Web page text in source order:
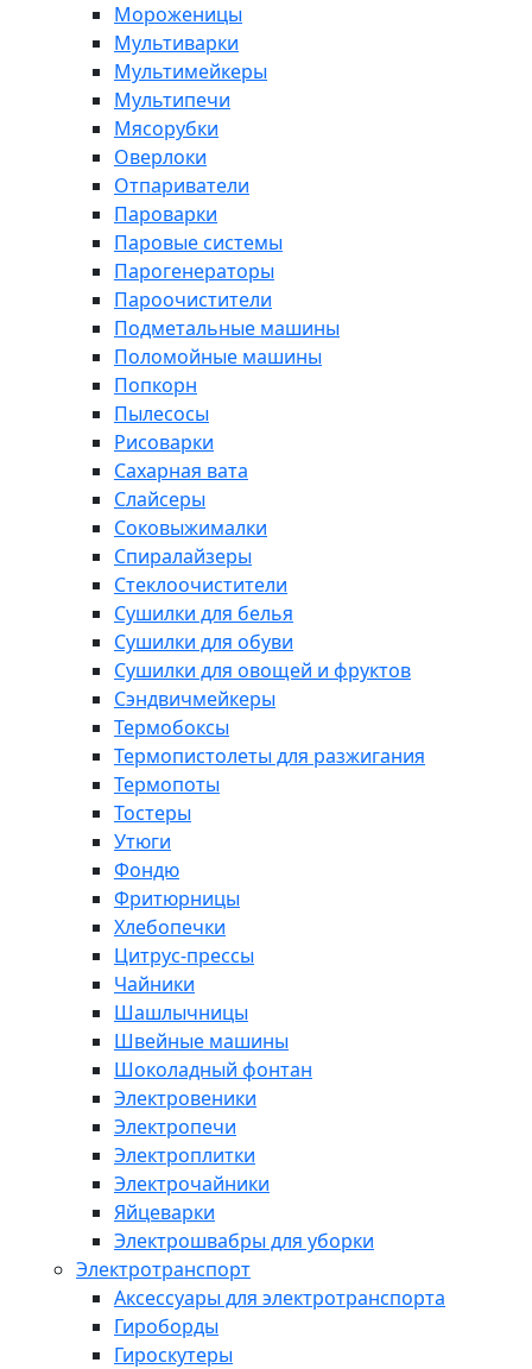
Мороженицы
Мультиварки
Мультимейкеры
Мультипечи
Мясорубки
Оверлоки
Отпариватели
Пароварки
Паровые системы
Парогенераторы
Пароочистители
Подметальные машины
Поломойные машины
Попкорн
Пылесосы
Рисоварки
Сахарная вата
Слайсеры
Соковыжималки
Спиралайзеры
Стеклоочистители
Сушилки для белья
Сушилки для обуви
Сушилки для овощей и фруктов
Сэндвичмейкеры
Термобоксы
Термопистолеты для разжигания
Термопоты
Тостеры
Утюги
Фондю
Фритюрницы
Хлебопечки
Цитрус-прессы
Чайники
Шашлычницы
Швейные машины
Шоколадный фонтан
Электровеники
Электропечи
Электроплитки
Электрочайники
Яйцеварки
Электрошвабры для уборки
Электротранспорт
Аксессуары для электротранспорта
Гироборды
Гироскутеры